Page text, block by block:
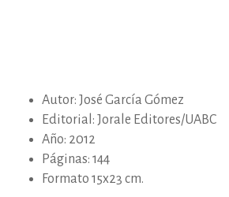
Autor: José García Gómez
Editorial: Jorale Editores/UABC
Año: 2012
Páginas: 144
Formato 15x23 cm.